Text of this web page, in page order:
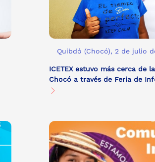
Quibdó (Chocó), 2 de julio
ICETEX estuvo más cerca de
Chocó a través de Feria de